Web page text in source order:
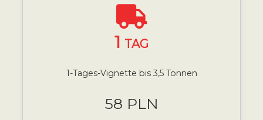
1 TAG
1-Tages-Vignette bis 3,5 Tonnen
58 PLN